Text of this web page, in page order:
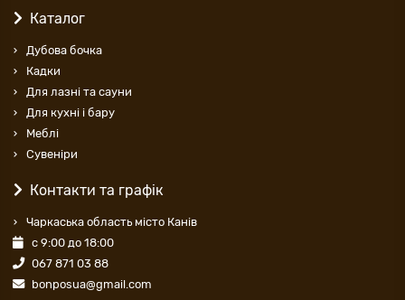
Каталог
Дубова бочка
Кадки
Для лазні та сауни
Для кухні і бару
Меблі
Cувеніри
Контакти та графік
Чаркаська область місто Канів
с 9:00 до 18:00
067 871 03 88
bonposua@gmail.com